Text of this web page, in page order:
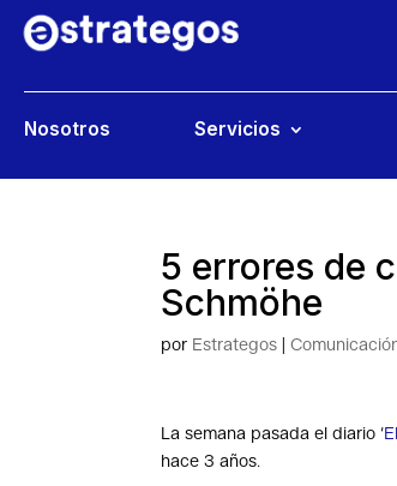
Nosotros Servicios
5 errores de
Schmöhe
por Estrategos |
La semana pasada el diario ‘
hace 3 años.